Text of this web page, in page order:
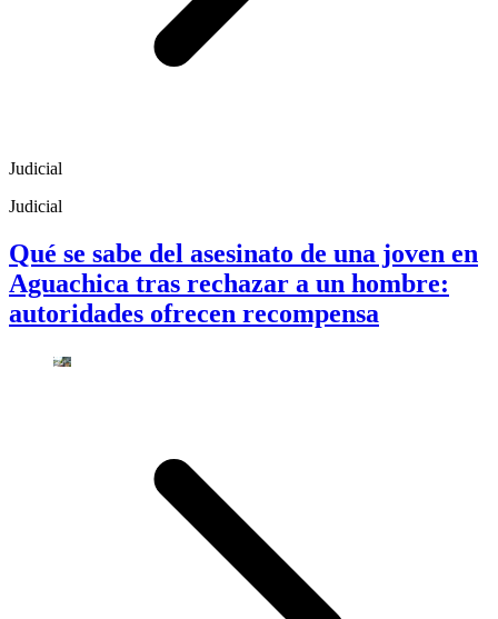
Judicial
Judicial
Qué se sabe del asesinato de una joven en
Aguachica tras rechazar a un hombre:
autoridades ofrecen recompensa